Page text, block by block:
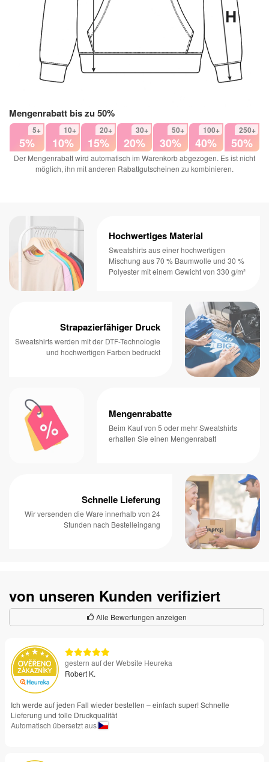
Mengenrabatt bis zu 50%
5+
5%
10+
10%
20+
15%
30+
20%
50+
30%
100+
40%
250+
50%
Der Mengenrabatt wird automatisch im Warenkorb abgezogen. Es ist nicht
möglich, ihn mit anderen Rabattgutscheinen zu kombinieren.
Hochwertiges Material
Sweatshirts aus einer hochwertigen
Mischung aus 70 % Baumwolle und 30 %
Polyester mit einem Gewicht von 330 g/m²
Strapazierfähiger Druck
Sweatshirts werden mit der DTF-Technologie
und hochwertigen Farben bedruckt
Mengenrabatte
Beim Kauf von 5 oder mehr Sweatshirts
erhalten Sie einen Mengenrabatt
Schnelle Lieferung
Wir versenden die Ware innerhalb von 24
Stunden nach Bestelleingang
von unseren Kunden verifiziert
Alle Bewertungen anzeigen
gestern auf der Website Heureka
Robert K.
Ich werde auf jeden Fall wieder bestellen – einfach super! Schnelle
Lieferung und tolle Druckqualität
Automatisch übersetzt aus